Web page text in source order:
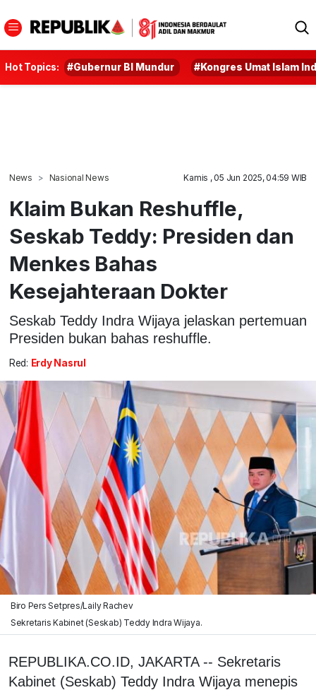
Hot Topics: #Gubernur BI Mundur #Kongres Umat Islam
News Nasional News Kamis , 05 Jun 2025, 04:59 WIB
Klaim Bukan Reshuffle,
Seskab Teddy: Presiden dan
Menkes Bahas
Kesejahteraan Dokter
Seskab Teddy Indra Wijaya jelaskan pertemuan
Presiden bukan bahas reshuffle.
Red: Erdy Nasrul
Biro Pers Setpres/Laily Rachev
Sekretaris Kabinet (Seskab) Teddy Indra Wijaya.
REPUBLIKA.CO.ID, JAKARTA -- Sekretaris
Kabinet (Seskab) Teddy Indra Wijaya menepis